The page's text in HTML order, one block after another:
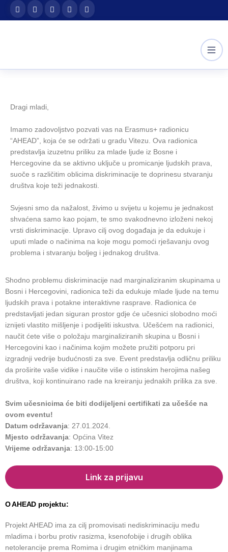
content
Dragi mladi,
Imamo zadovoljstvo pozvati vas na Erasmus+ radionicu
“AHEAD”, koja će se održati u gradu Vitezu. Ova radionica
predstavlja izuzetnu priliku za mlade ljude iz Bosne i
Hercegovine da se aktivno uključe u promicanje ljudskih prava,
suoče s različitim oblicima diskriminacije te doprinesu stvaranju
društva koje teži jednakosti.
Svjesni smo da nažalost, živimo u svijetu u kojemu je jednakost
shvaćena samo kao pojam, te smo svakodnevno izloženi nekoj
vrsti diskriminacije. Upravo cilj ovog događaja je da edukuje i
uputi mlade o načinima na koje mogu pomoći rješavanju ovog
problema i stvaranju boljeg i jednakog društva.
Shodno problemu diskriminacije nad marginaliziranim skupinama u
Bosni i Hercegovini, radionica teži da edukuje mlade ljude na temu
ljudskih prava i potakne interaktivne rasprave. Radionica će
predstavljati jedan siguran prostor gdje će učesnici slobodno moći
iznijeti vlastito mišljenje i podijeliti iskustva. Učešćem na radionici,
naučit ćete više o položaju marginaliziranih skupina u Bosni i
Hercegovini kao i načinima kojim možete pružiti potporu pri
izgradnji vedrije budućnosti za sve. Event predstavlja odličnu priliku
da proširite vaše vidike i naučite više o istinskim herojima našeg
društva, koji kontinuirano rade na kreiranju jednakih prilika za sve.
Svim učesnicima će biti dodijeljeni certifikati za učešće na
ovom eventu!
Datum održavanja: 27.01.2024.
Mjesto održavanja: Općina Vitez
Vrijeme održavanja: 13:00-15:00
Link za prijavu
O AHEAD projektu:
Projekt AHEAD ima za cilj promovisati nediskriminaciju među
mladima i borbu protiv rasizma, ksenofobije i drugih oblika
netolerancije prema Romima i drugim etničkim manjinama